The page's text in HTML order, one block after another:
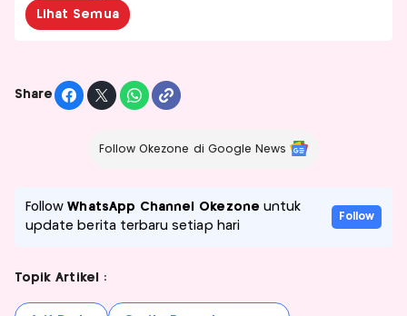
Lihat Semua
Share
Follow Okezone di Google News
FollowWhatsApp Channel Okezone untuk
update berita terbaru setiap hari
Follow
Topik Artikel :